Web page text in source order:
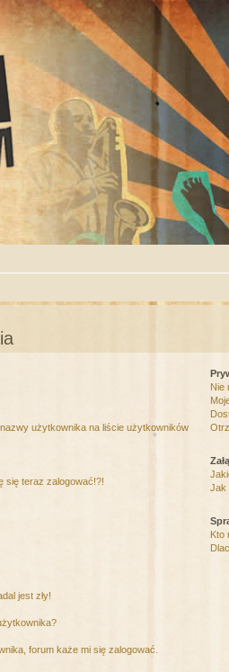
użytkownika na liście użytkowników
się teraz zalogować!?!
jest zły!
forum każe mi się zalogować.
Nie
Jak
Kto